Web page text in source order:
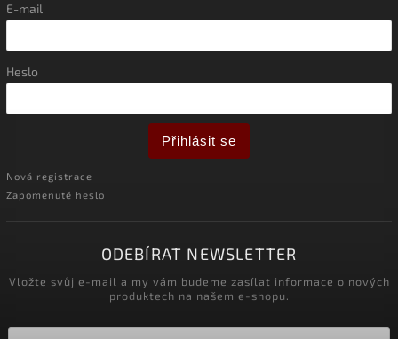
E-mail
Heslo
Přihlásit se
Nová registrace
Zapomenuté heslo
ODEBÍRAT NEWSLETTER
Vložte svůj e-mail a my vám budeme zasílat informace o nových
produktech na našem e-shopu.